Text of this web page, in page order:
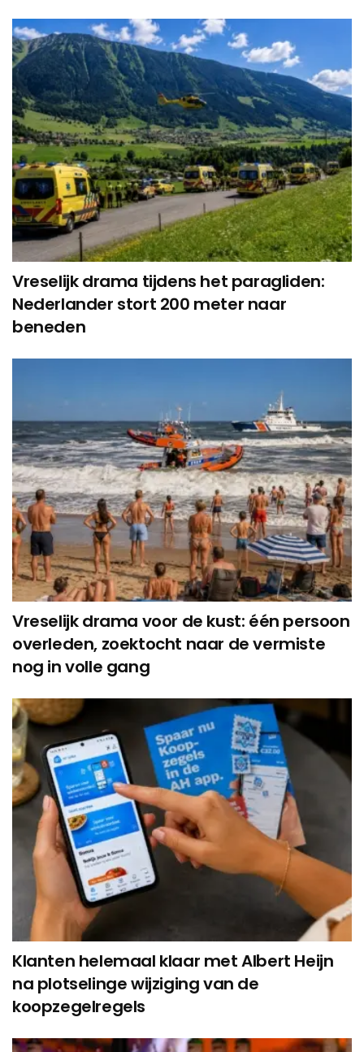
Vreselijk drama tijdens het paragliden:
Nederlander stort 200 meter naar
beneden
Vreselijk drama voor de kust: één persoon
overleden, zoektocht naar de vermiste
nog in volle gang
Klanten helemaal klaar met Albert Heijn
na plotselinge wijziging van de
koopzegelregels